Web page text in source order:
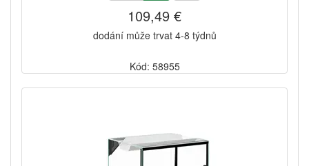
109,49 €
dodání může trvat 4-8 týdnů
Kód: 58955